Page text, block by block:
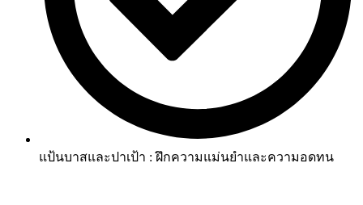
แป้นบาสและปาเป้า : ฝึกความแม่นยำและความอดทน